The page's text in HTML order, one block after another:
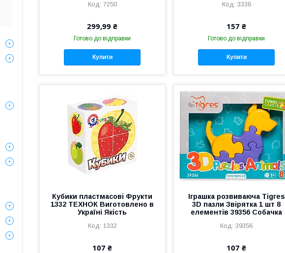
7250
299,99 ₴
Готово до відправки
Купити
3336
157 ₴
Готово до відправки
Купити
Кубики пластмасові Фрукти
1332 ТЕХНОК Виготовлено в
Україні Якість
1332
107 ₴
Іграшка розвиваюча Tigres
3D пазли Звірятка 1 шт 8
елементів 39356 Собачка
39356
107 ₴